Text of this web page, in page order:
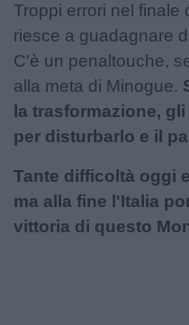
Troppi errori nel finale
riesce a guadagnare
C'è un penaltouche,
alla meta di Minogue.
la trasformazione,
per disturbarlo e il
Tante difficoltà oggi
ma alla fine l'Italia
vittoria di questo